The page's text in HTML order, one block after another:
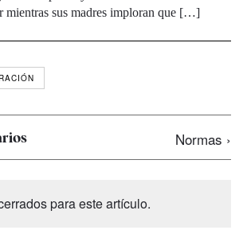
mientras sus madres imploran que […]
Normas ›
para este artículo.